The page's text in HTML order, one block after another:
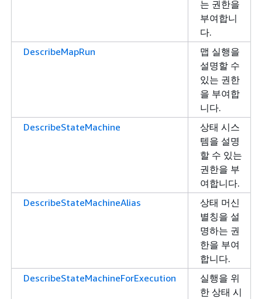
는 권한을
부여합니
다.
DescribeMapRun
맵 실행을
설명할 수
있는 권한
을 부여합
니다.
DescribeStateMachine
상태 시스
템을 설명
할 수 있는
권한을 부
여합니다.
DescribeStateMachineAlias
상태 머신
별칭을 설
명하는 권
한을 부여
합니다.
DescribeStateMachineForExecution
실행을 위
한 상태 시